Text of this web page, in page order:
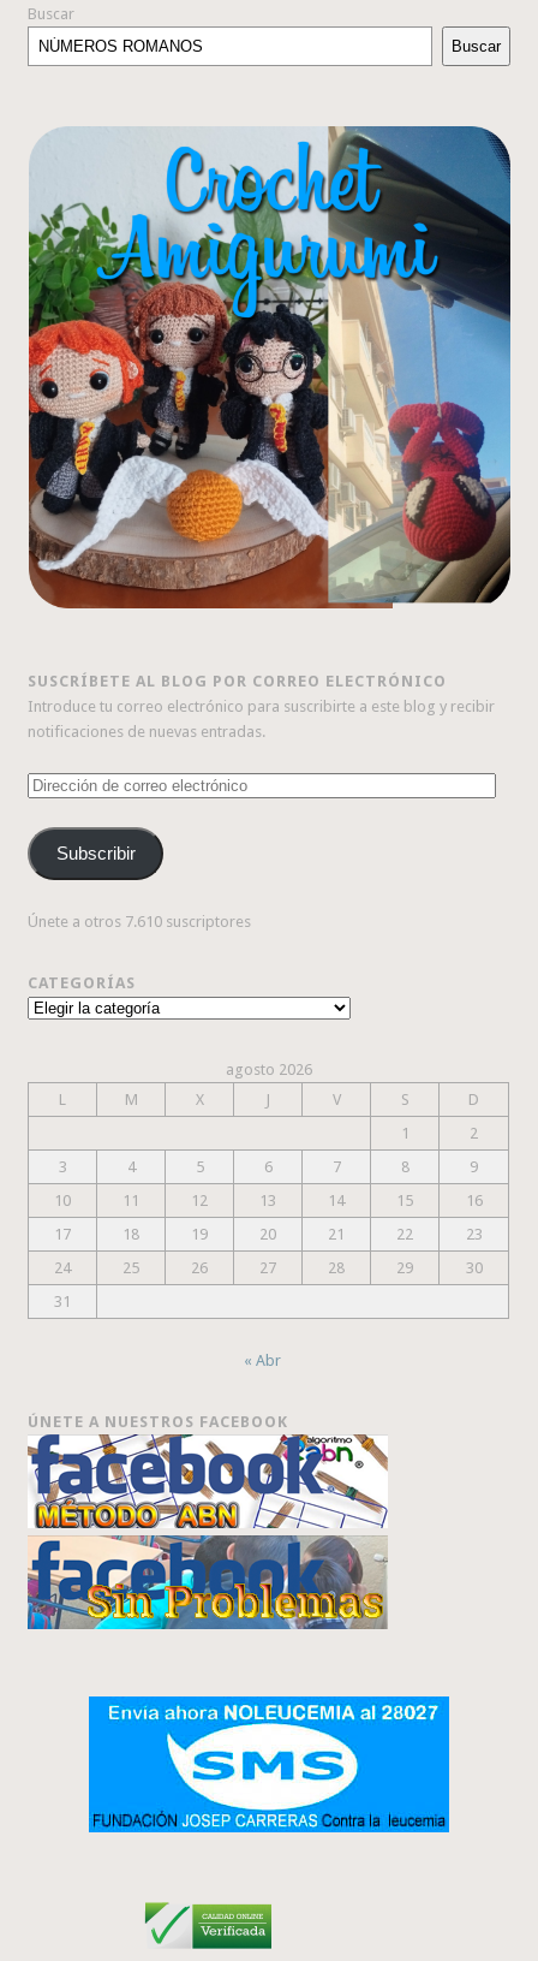
Buscar
Buscar
SUSCRÍBETE AL BLOG POR CORREO ELECTRÓNICO
Introduce tu correo electrónico para suscribirte a este blog y recibir
notificaciones de nuevas entradas.
Dirección
correo
electrónico
Subscribir
Únete a otros 7.610 suscriptores
CATEGORÍAS
Categorías
agosto 2026
L
M X J V S
D
1
2
3
4 5 6 7 8
9
10
11 12 13 14 15
16
17
18 19 20 21 22
23
24
25 26 27 28 29
30
31
« Abr
ÚNETE A NUESTROS FACEBOOK